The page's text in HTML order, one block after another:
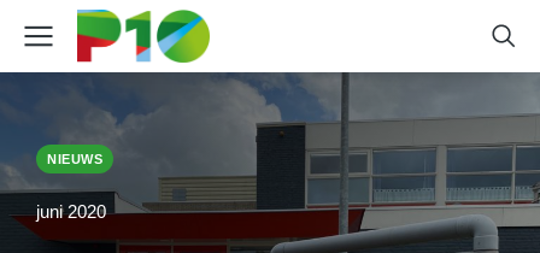
NIEUWS
juni 2020